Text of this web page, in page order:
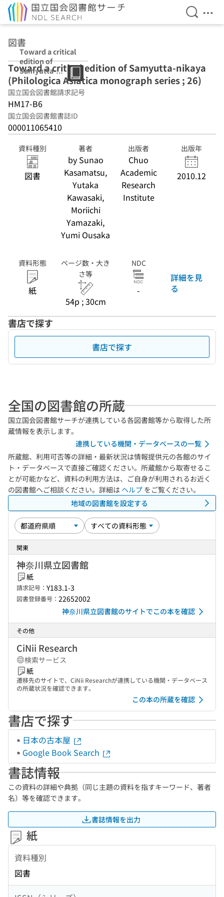
検索を
メ
図書
Toward a critical
edition of
Samyutta-
nikaya
(Philologica
Asiatica
monograph
series ; 26)
Toward a critical edition of Samyutta-nikaya
(Philologica Asiatica monograph series ; 26)
国立国会図書館請求記号
HM17-B6
国立国会図書館書誌ID
000011065410
資料種別
図書
著者
by Sunao
Kasamatsu,
Yutaka
Kawasaki,
Moriichi
Yamazaki,
Yumi Ousaka
出版者
Chuo
Academic
Research
Institute
出版年
2010.12
資料形態
紙
ページ数・大き
さ等
54p ; 30cm
NDC
-
詳細を見
る
書店で探す
書店で探す
全国の図書館の所蔵
国立国会図書館サーチが連携している各図書館等から取得した所
蔵情報を表示します。
連携している機関・データベースの一覧
所蔵館、利用可否等の詳細・最新状況は情報提供元の各館のサイ
ト・データベースで直接ご確認ください。所蔵館から取寄せるこ
とが可能かなど、資料の利用方法は、ご自身が利用されるお近く
の図書館へご相談ください。詳細は ヘルプ をご覧ください。
地域の図書館を設定する
関東
神奈川県立図書館
紙
請求記号： Y183.1-3
図書登録番号： 22652002
神奈川県立図書館のサイトでこの本を確認
その他
CiNii Research
検索サービス
紙
遷移先のサイトで、CiNii Researchが連携している機関・データベース
の所蔵状況を確認できます。
この本の所蔵を確認
書店で探す
日本の古本屋
Google Book Search
書誌情報
この資料の詳細や典拠（同じ主題の資料を指すキーワード、著者
名）等を確認できます。
書誌情報を出力
紙
資料種別
図書